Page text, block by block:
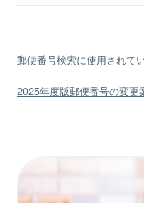
郵便番号検索に使用されて
2025年度版郵便番号の変更